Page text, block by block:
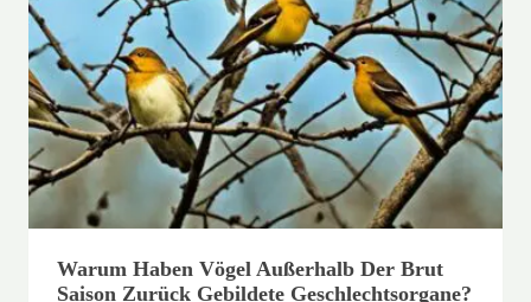
Warum Haben Vögel Außerhalb Der Brut
Saison Zurück Gebildete Geschlechtsorgane?